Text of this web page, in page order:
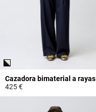
Cazadora bimaterial a rayas
425 €